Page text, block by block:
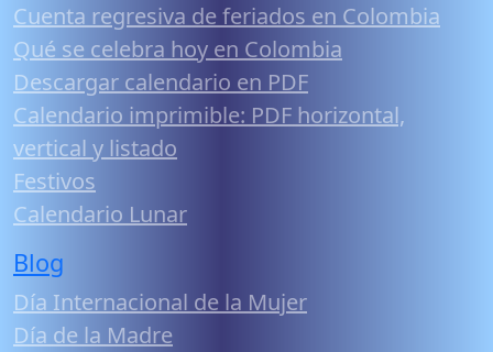
Cuenta regresiva de feriados en Colombia
Qué se celebra hoy en Colombia
Descargar calendario en PDF
Calendario imprimible: PDF horizontal,
vertical y listado
Festivos
Calendario Lunar
Blog
Día Internacional de la Mujer
Día de la Madre